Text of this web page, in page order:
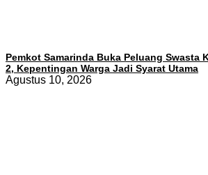
Pemkot Samarinda Buka Peluang Swasta
2, Kepentingan Warga Jadi Syarat Utama
Agustus 10, 2026